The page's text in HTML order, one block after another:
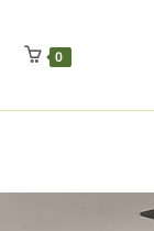
Drueckerpro
Luftkuhlen Zauberfan
0